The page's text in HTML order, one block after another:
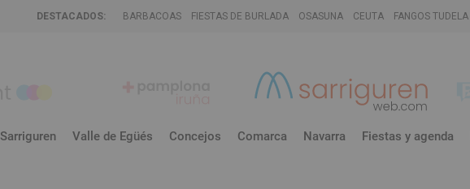
DESTACADOS: BARBACOAS FIESTAS DE BURLADA OSASUNA CEUTA FANGOS TUDELA
Sarriguren Valle de Egüés Concejos Comarca Navarra Fiestas y agenda